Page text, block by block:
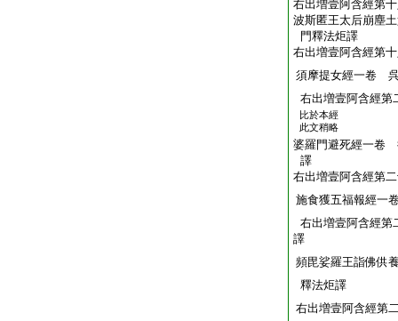
右出増壹阿含經第
波斯匿王太后崩塵
門釋法炬譯
右出増壹阿含經第
須摩提女經一卷
右出増壹阿含經第
比於本經
此文稍略
婆羅門避死經一卷
譯
右出増壹阿含經第
施食獲五福報經一
右出増壹阿含經第
譯
頻毘娑羅王詣佛供
釋法炬譯
右出増壹阿含經第